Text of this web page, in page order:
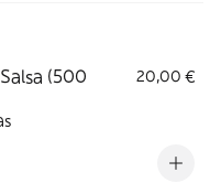
(500
20,00 €